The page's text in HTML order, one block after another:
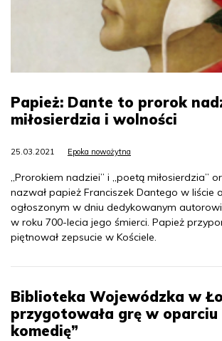
Papież: Dante to prorok
miłosierdzia i wolności
25.03.2021 Epoka nowożytna
„Prorokiem nadziei” i „poetą miłosierdzia”
nazwał papież Franciszek Dantego w liście
ogłoszonym w dniu dedykowanym autorowi
w roku 700-lecia jego śmierci. Papież
piętnował zepsucie w Kościele.
Biblioteka Wojewódzka w
przygotowała grę w oparciu
komedię”